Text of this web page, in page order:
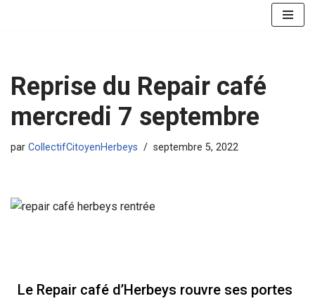
contenu
Reprise du Repair café
mercredi 7 septembre
par CollectifCitoyenHerbeys septembre 5, 2022
Le Repair café d’Herbeys rouvre ses portes